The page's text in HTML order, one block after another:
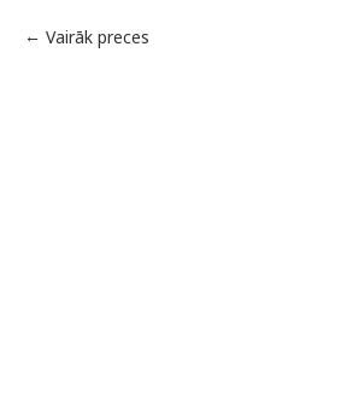
Vairāk preces